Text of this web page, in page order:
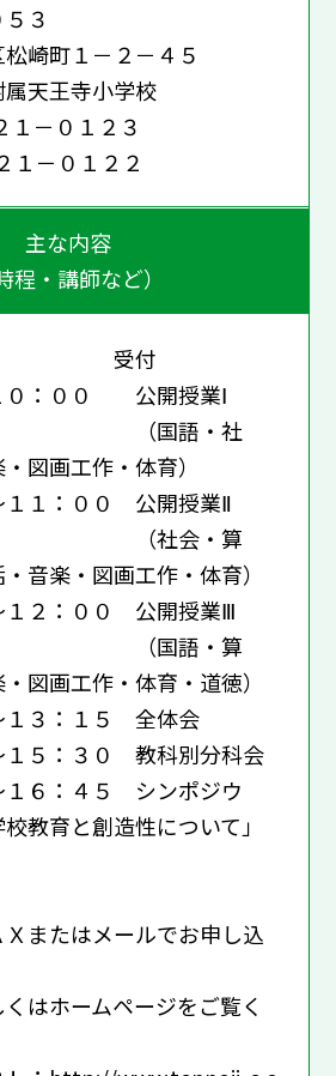
３
崎町１－２－４５
天王寺小学校
－０１２３
１－０１２２
主な内容
程・講師など）
～ 受付
０：００ 公開授業Ⅰ
語・社
図画工作・体育）
１：００ 公開授業Ⅱ
会・算
音楽・図画工作・体育）
１２：００ 公開授業Ⅲ
語・算
図画工作・体育・道徳）
１３：１５ 全体会
５：３０ 教科別分科会
６：４５ シンポジウ
教育と創造性について」
またはメールでお申し込
ームページをご覧く